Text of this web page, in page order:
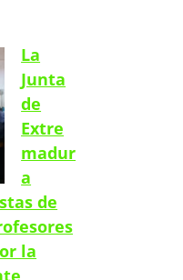
La
Junta
de
Extre
madur
a
de
la